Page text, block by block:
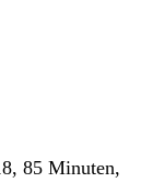
Bern
85 Minuten,